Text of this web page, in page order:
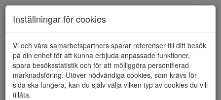
HEM RIEKER
Inställningar för cookies
Vi och våra samarbetspartners sparar referenser till ditt besök
på din enhet för att kunna erbjuda anpassade funktioner,
spara besöksstatistik och för att möjliggöra personifierad
marknadsföring. Utöver nödvändiga cookies, som krävs för
sida ska fungera, kan du själv välja vilken typ av cookies du vill
tillåta.